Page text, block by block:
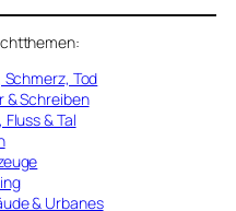
:
Schmerz, Tod
& Schreiben
Fluss & Tal
& Urbanes